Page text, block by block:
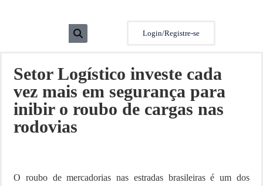
Login/Registre-se
Setor Logístico investe cada
vez mais em segurança para
inibir o roubo de cargas nas
rodovias
O roubo de mercadorias nas estradas brasileiras é um dos